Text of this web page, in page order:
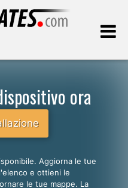
ora
Aggiorna le tue
e ottieni le
le tue mappe. La